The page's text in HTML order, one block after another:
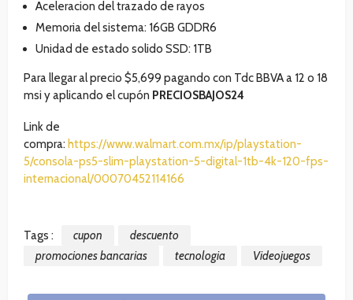
Aceleracion del trazado de rayos
Memoria del sistema: 16GB GDDR6
Unidad de estado solido SSD: 1TB
Para llegar al precio $5,699 pagando con Tdc BBVA a 12 o 18
msi y aplicando el cupón PRECIOSBAJOS24
Link de
compra: https://www.walmart.com.mx/ip/playstation-
5/consola-ps5-slim-playstation-5-digital-1tb-4k-120-fps-
internacional/00070452114166
Tags : cupon
descuento
promociones bancarias
tecnologia Videojuegos